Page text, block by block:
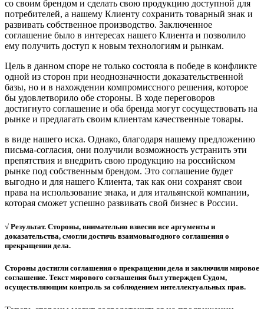
со своим брендом и сделать свою продукцию доступной для
потребителей, а нашему Клиенту сохранить товарный знак и
развивать собственное производство. Заключенное
соглашение было в интересах нашего Клиента и позволило
ему получить доступ к новым технологиям и рынкам.
Цель в данном споре не только состояла в победе в конфликте
одной из сторон при неоднозначности доказательственной
базы, но и в нахождении компромиссного решения, которое
бы удовлетворило обе стороны. В ходе переговоров
достигнуто соглашение и оба бренда могут сосуществовать на
рынке и предлагать своим клиентам качественные товары.
в виде нашего иска. Однако, благодаря нашему предложению
письма-согласия, они получили возможность устранить эти
препятствия и внедрить свою продукцию на российском
рынке под собственным брендом. Это соглашение будет
выгодно и для нашего Клиента, так как они сохранят свои
права на использование знака, и для итальянской компании,
которая сможет успешно развивать свой бизнес в России.
√ Результат. Стороны, внимательно взвесив все аргументы и
доказательства, смогли достичь взаимовыгодного соглашения о
прекращении дела.
Стороны достигли соглашения о прекращении дела и заключили мировое
соглашение. Текст мирового соглашения был утвержден Судом,
осуществляющим контроль за соблюдением интеллектуальных прав.